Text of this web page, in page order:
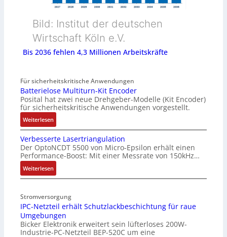
Bild: Institut der deutschen
Wirtschaft Köln e.V.
Bis 2036 fehlen 4,3 Millionen Arbeitskräfte
Für sicherheitskritische Anwendungen
Batterielose Multiturn-Kit Encoder
Posital hat zwei neue Drehgeber-Modelle (Kit Encoder)
für sicherheitskritische Anwendungen vorgestellt.
Weiterlesen:
B
a
t
t
e
r
e
l
o
s
e
Verbesserte Lasertriangulation
Der OptoNCDT 5500 von Micro-Epsilon erhält einen
Performance-Boost: Mit einer Messrate von 150kHz…
Weiterlesen:
V
r
b
e
s
s
Stromversorgung
IPC-Netzteil erhält Schutzlackbeschichtung für raue
Umgebungen
Bicker Elektronik erweitert sein lüfterloses 200W-
Industrie-PC-Netzteil BEP-520C um eine